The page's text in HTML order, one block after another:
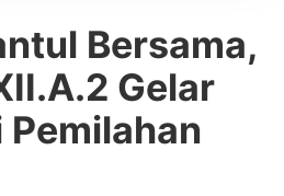
Bersama,
Gelar